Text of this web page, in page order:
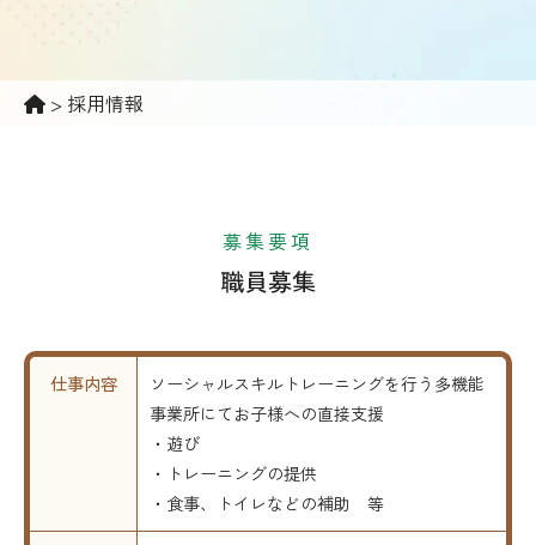
> 採用情報
募集要項
職員募集
仕事内容
ソーシャルスキルトレーニングを行う多機能
事業所にてお子様への直接支援
・遊び
・トレーニングの提供
・食事、トイレなどの補助 等